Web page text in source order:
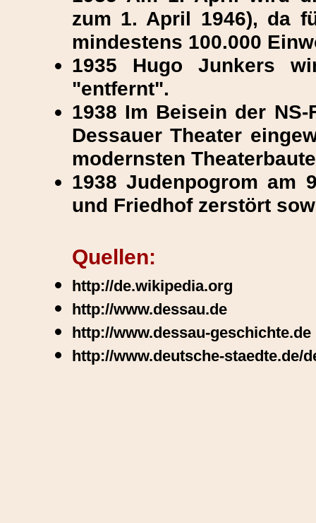
zum 1. April 1946), da
mindestens 100.000
1935 Hugo Junkers
"entfernt".
1938 Im Beisein der
Dessauer Theater
modernsten
1938 Judenpogrom am
und Friedhof zerstört
Quellen:
http://de.wikipedia.org
http://www.dessau.de
http://www.dessau-geschichte.de
http://www.deutsche-staedte.de/